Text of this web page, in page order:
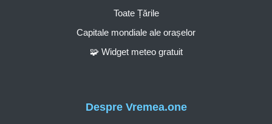
Despre Vremea.one
Toate Țările
Capitale mondiale ale orașelor
🧩 Widget meteo gratuit